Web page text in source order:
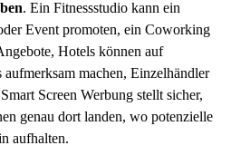
. Ein Fitnessstudio kann ein
Event promoten, ein Coworking
Hotels können auf
aufmerksam machen, Einzelhändler
Screen Werbung stellt sicher,
genau dort landen, wo potenzielle
aufhalten.